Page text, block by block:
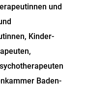
und
Kinder-
Baden-